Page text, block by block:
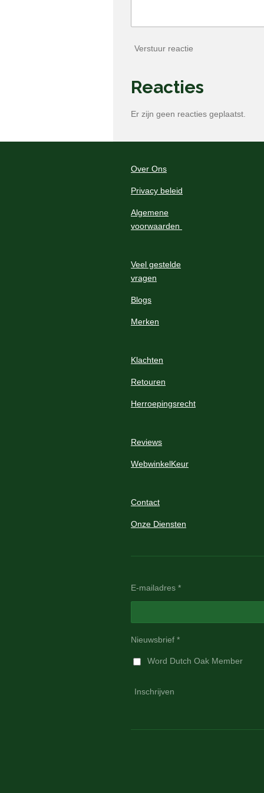
Verstuur reactie
Reacties
Er zijn geen reacties geplaatst.
Over Ons
Privacy beleid
Algemene
voorwaarden
Veel gestelde
vragen
Blogs
Merken
Klachten
Retouren
Herroepingsrecht
Reviews
WebwinkelKeur
Contact
Onze Diensten
E-mailadres *
Nieuwsbrief *
Word Dutch Oak Member
Inschrijven